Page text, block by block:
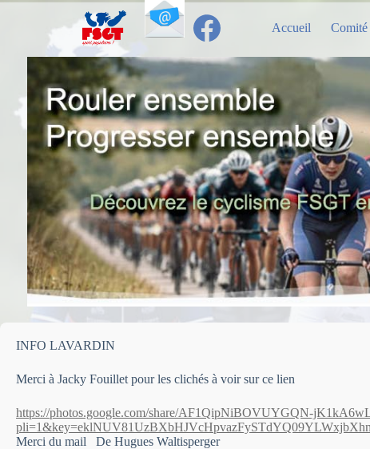
Passer
Accueil Comité
INFO LAVARDIN
Merci à Jacky Fouillet pour les clichés à voir sur ce lien
https://photos.google.com/share/AF1QipNiBOVUYGQN-
pli=1&key=eklNUV81UzBXbHJVcHpvazFySTdYQ09YLWxjbXhn
Merci du mail De Hugues Waltisperger